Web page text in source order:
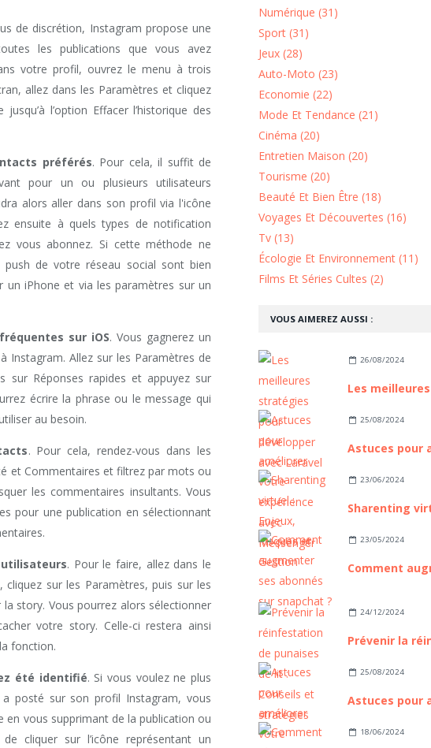
de discrétion, Instagram propose une
les publications que vous avez
votre profil, ouvrez le menu à trois
allez dans les Paramètres et cliquez
l’option Effacer l’historique des
préférés. Pour cela, il suffit de
pour un ou plusieurs utilisateurs
alors aller dans son profil via l'icône
ensuite à quels types de notification
vous abonnez. Si cette méthode ne
de votre réseau social sont bien
un iPhone et via les paramètres sur un
sur iOS. Vous gagnerez un
Instagram. Allez sur les Paramètres de
sur Réponses rapides et appuyez sur
écrire la phrase ou le message qui
au besoin.
. Pour cela, rendez-vous dans les
et Commentaires et filtrez par mots ou
les commentaires insultants. Vous
pour une publication en sélectionnant
. Pour le faire, allez dans le
sur les Paramètres, puis sur les
story. Vous pourrez alors sélectionner
votre story. Celle-ci restera ainsi
fonction.
été identifié. Si vous voulez ne plus
posté sur son profil Instagram, vous
vous supprimant de la publication ou
cliquer sur l’icône représentant un
VOUS AIMEREZ AUSSI :
26/08/2024
25/08/2024
23/06/2024
23/05/2024
24/12/2024
25/08/2024
18/06/2024
Numérique (31)
Sport (31)
Jeux (28)
Auto-Moto (23)
Economie (22)
Mode Et Tendance (21)
Cinéma (20)
Entretien Maison (20)
Tourisme (20)
Beauté Et Bien Être (18)
Voyages Et Découvertes (16)
Tv (13)
Écologie Et Environnement (11)
Films Et Séries Cultes (2)